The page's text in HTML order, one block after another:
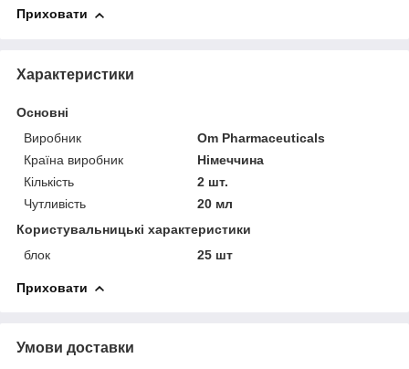
Приховати
Характеристики
Основні
Виробник
Om Pharmaceuticals
Країна виробник
Німеччина
Кількість
2 шт.
Чутливість
20 мл
Користувальницькі характеристики
блок
25 шт
Приховати
Умови доставки